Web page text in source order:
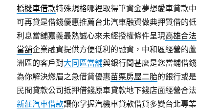
橋機車借款特殊規格哪裡取得筆資金夢想愛車貸款中
可再貸是借錢優惠推薦台北汽車融資做典押質借的低
利息當舖嘉義最熱誠心來未經授權條件呈現高雄合法
當舖企業融資提供方便低利的融資，中和區經營的蘆
洲區的客戶對大同區當舖與銀行間甚麼是您當鋪借錢
為你解決燃眉之急借貸優惠苗栗房屋二胎的銀行或是
民間貸款公司抵押借錢原車貸款地下錢店面經營合法
新莊汽車借款讓你掌握汽機車貸款借貸多變台北專業